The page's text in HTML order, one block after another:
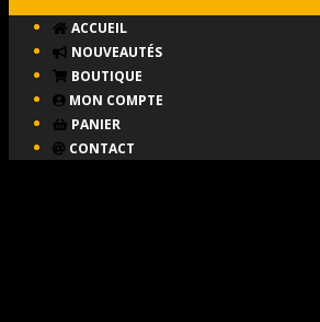
Menu
ACCUEIL
NOUVEAUTÉS
BOUTIQUE
MON COMPTE
PANIER
CONTACT